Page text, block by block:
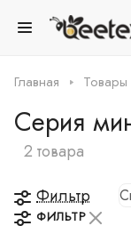
Главная Товары
Серия
2 товара
Фильтр
ФИЛЬТР